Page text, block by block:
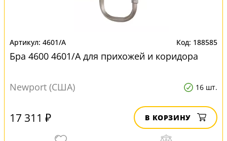
4601/A 188585
Бра 4600 4601/A для прихожей и коридора
Newport (США) 16 шт.
17 311 ₽ В КОРЗИНУ